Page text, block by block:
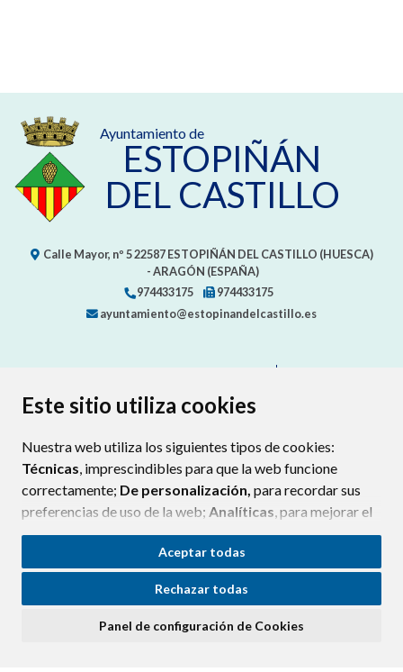
Este sitio utiliza cookies
Nuestra web utiliza los siguientes tipos de cookies:
Técnicas, imprescindibles para que la web funcione
correctamente; De personalización, para recordar sus
preferencias de uso de la web; Analíticas, para mejorar el
funcionamiento de la web y sus servicios.
Si acepta pulsando el botón“Aceptar todas”
consideramos que acepta su uso. Si pulsa el botón
ninguna acción, se guardarán las cookies técnicas
Aceptar todas
Rechazar todas
Panel de configuración de Cookies
Ayuntamiento de
ESTOPIÑÁN
DEL CASTILLO
Calle Mayor, nº 522587 ESTOPIÑÁN DEL CASTILLO (HUESCA)
- ARAGÓN (ESPAÑA)
974433175
974433175
ayuntamiento@estopinandelcastillo.es
AVISO LEGAL
PROTECCIÓN DE DATOS
POLÍTICA DE COOKIES